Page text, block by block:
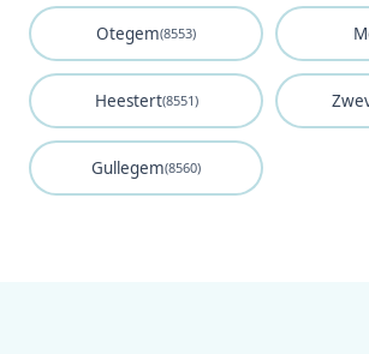
Otegem(8553)
Heestert(8551)
Gullegem(8560)